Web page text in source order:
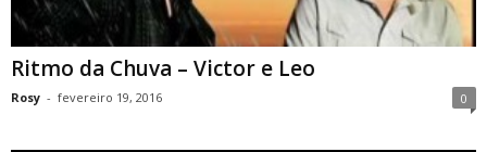
Ritmo da Chuva – Victor e Leo
Rosy - fevereiro 19, 2016 0